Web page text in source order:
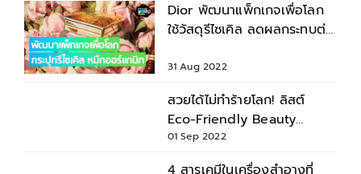
Dior พัฒนาแพ็กเกจเพื่อโลก
ใช้วัสดุรีไซเคิล ลดผลกระทบต่อ
31 Aug 2022
สวยได้ไม่ทำร้ายโลก! ลิสต์
Eco-Friendly Beauty
Brands เครื่องสำอางรักษ์โลก
01 Sep 2022